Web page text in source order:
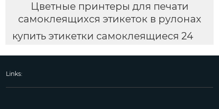
Цветные принтеры для печати
самоклеящихся этикеток в рулонах
купить этикетки самоклеящиеся 24
Links: